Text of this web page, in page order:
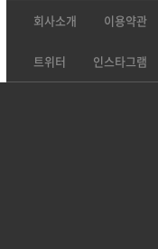
회사소개 이용약관
트위터 인스타그램